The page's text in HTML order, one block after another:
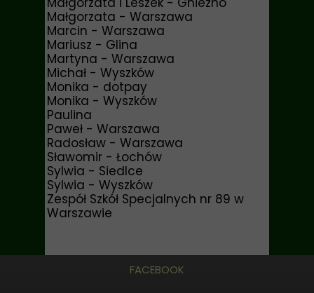
Małgorzata - Warszawa
Marcin - Warszawa
Mariusz - Glina
Martyna - Warszawa
Michał - Wyszków
Monika - dotpay
Monika - Wyszków
Paulina
Paweł - Warszawa
Radosław - Warszawa
Sławomir - Łochów
Sylwia - Siedlce
Sylwia - Wyszków
Zespół Szkół Specjalnych nr 89 w
Warszawie
FACEBOOK